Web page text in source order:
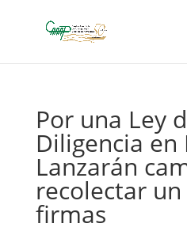
Por una Ley
Diligencia en
Lanzarán
recolectar
firmas